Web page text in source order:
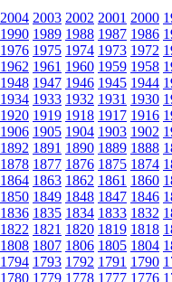
2004 2003 2002 2001 2000
1990 1989 1988 1987 1986
1976 1975 1974 1973 1972
1962 1961 1960 1959 1958
1948 1947 1946 1945 1944
1934 1933 1932 1931 1930
1920 1919 1918 1917 1916
1906 1905 1904 1903 1902
1892 1891 1890 1889 1888
1878 1877 1876 1875 1874
1864 1863 1862 1861 1860
1850 1849 1848 1847 1846
1836 1835 1834 1833 1832
1822 1821 1820 1819 1818
1808 1807 1806 1805 1804
1794 1793 1792 1791 1790
1780 1779 1778 1777 1776